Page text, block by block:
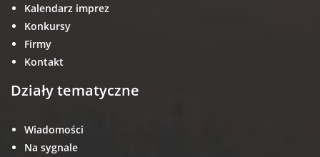
Kalendarz imprez
Konkursy
Firmy
Kontakt
Działy tematyczne
Wiadomości
Na sygnale